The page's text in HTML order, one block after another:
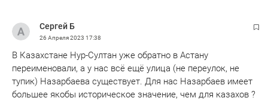
удмуртский, марийский ? А если будут буряты и якуты ?
Сергей Б
26 Апреля 2023 17:38
В Казахстане Нур-Султан уже обратно в Астану
переименовали, а у нас всё ещё улица (не переулок, не
тупик) Назарбаева существует. Для нас Назарбаев имеет
большее якобы историческое значение, чем для казахов ?